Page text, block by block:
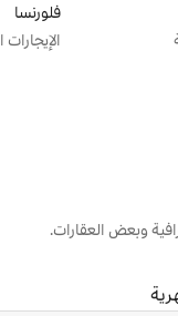
فلورنسا
وبعض العقارات.